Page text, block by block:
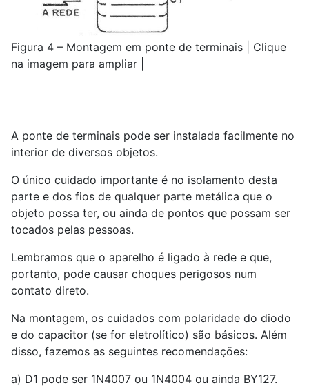
Figura 4 – Montagem em ponte de terminais | Clique
na imagem para ampliar |
A ponte de terminais pode ser instalada facilmente no
interior de diversos objetos.
O único cuidado importante é no isolamento desta
parte e dos fios de qualquer parte metálica que o
objeto possa ter, ou ainda de pontos que possam ser
tocados pelas pessoas.
Lembramos que o aparelho é ligado à rede e que,
portanto, pode causar choques perigosos num
contato direto.
Na montagem, os cuidados com polaridade do diodo
e do capacitor (se for eletrolítico) são básicos. Além
disso, fazemos as seguintes recomendações:
a) D1 pode ser 1N4007 ou 1N4004 ou ainda BY127.